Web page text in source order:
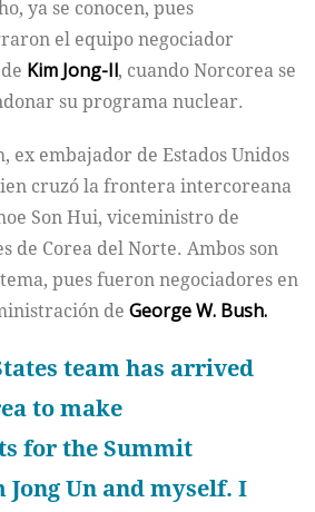
ya se conocen, pues
el equipo negociador
Kim Jong-Il, cuando Norcorea se
su programa nuclear.
ex embajador de Estados Unidos
cruzó la frontera intercoreana
Son Hui, viceministro de
de Corea del Norte. Ambos son
pues fueron negociadores en
de George W. Bush.
team has arrived
to make
for the Summit
Jong Un and myself. I